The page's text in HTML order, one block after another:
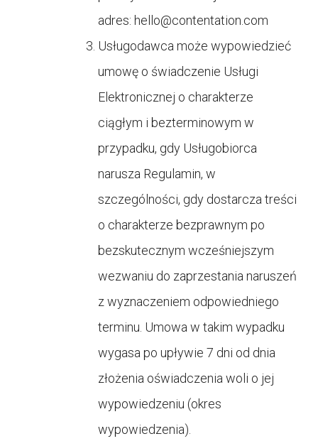
adres: hello@contentation.com
Usługodawca może wypowiedzieć
umowę o świadczenie Usługi
Elektronicznej o charakterze
ciągłym i bezterminowym w
przypadku, gdy Usługobiorca
narusza Regulamin, w
szczególności, gdy dostarcza treści
o charakterze bezprawnym po
bezskutecznym wcześniejszym
wezwaniu do zaprzestania naruszeń
z wyznaczeniem odpowiedniego
terminu. Umowa w takim wypadku
wygasa po upływie 7 dni od dnia
złożenia oświadczenia woli o jej
wypowiedzeniu (okres
wypowiedzenia).